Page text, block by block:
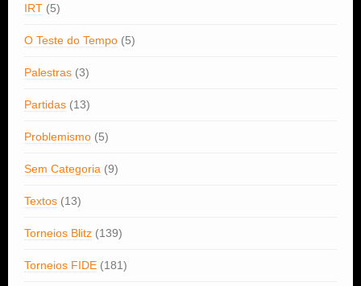
IRT (5)
O Teste do Tempo (5)
Palestras (3)
Partidas (13)
Problemismo (5)
Sem Categoria (9)
Textos (13)
Torneios Blitz (139)
Torneios FIDE (181)